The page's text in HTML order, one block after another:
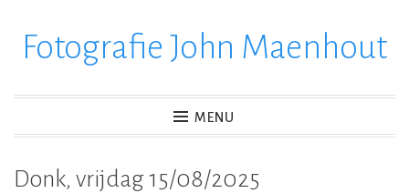
verderFotografie John Maenhout
MENU
Donk, vrijdag 15/08/2025